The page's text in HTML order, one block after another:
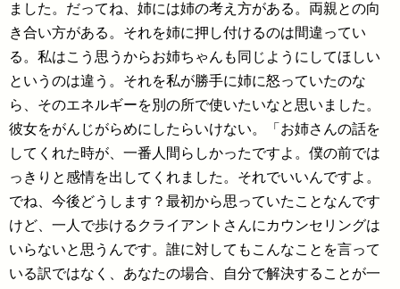
ました。だってね、姉には姉の考え方がある。両親との向
き合い方がある。それを姉に押し付けるのは間違ってい
る。私はこう思うからお姉ちゃんも同じようにしてほしい
というのは違う。それを私が勝手に姉に怒っていたのな
ら、そのエネルギーを別の所で使いたいなと思いました。
彼女をがんじがらめにしたらいけない。「お姉さんの話を
してくれた時が、一番人間らしかったですよ。僕の前では
っきりと感情を出してくれました。それでいいんですよ。
でね、今後どうします？最初から思っていたことなんです
けど、一人で歩けるクライアントさんにカウンセリングは
いらないと思うんです。誰に対してもこんなことを言って
いる訳ではなく、あなたの場合、自分で解決することが一